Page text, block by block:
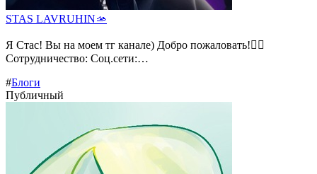
STAS LAVRUHIN🫴
Я Стас! Вы на моем тг канале) Добро пожаловать!❤️‍🔥
Сотрудничество: Соц.сети:…
#Блоги
Публичный